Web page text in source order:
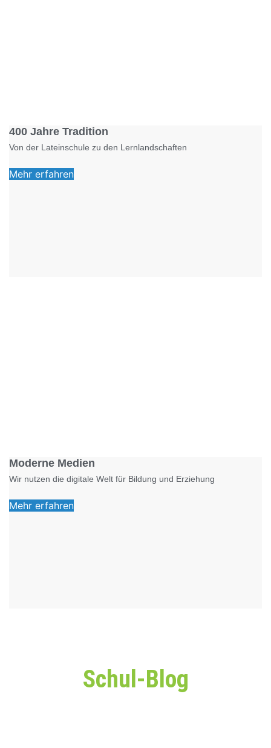
400 Jahre Tradition
Von der Lateinschule zu den Lernlandschaften
Mehr erfahren
Moderne Medien
Wir nutzen die digitale Welt für Bildung und Erziehung
Mehr erfahren
Schul-Blog